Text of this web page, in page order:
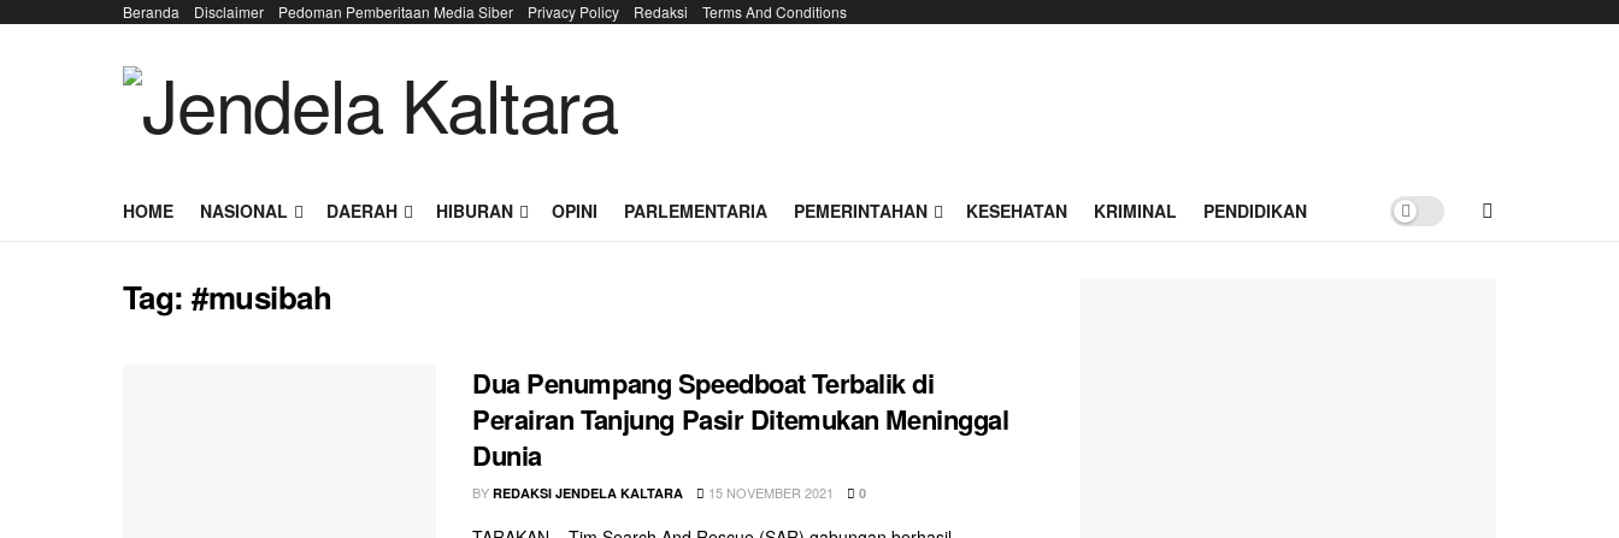
Beranda Disclaimer Pedoman Pemberitaan Media Siber Privacy Policy Redaksi Terms And Conditions
HOME NASIONAL DAERAH HIBURAN OPINI PARLEMENTARIA PEMERINTAHAN KESEHATAN KRIMINAL PENDIDIKAN
Tag:#musibah
Dua Penumpang Speedboat Terbalik di
Perairan Tanjung Pasir Ditemukan Meninggal
Dunia
BY REDAKSI JENDELA KALTARA 15 NOVEMBER 2021 0